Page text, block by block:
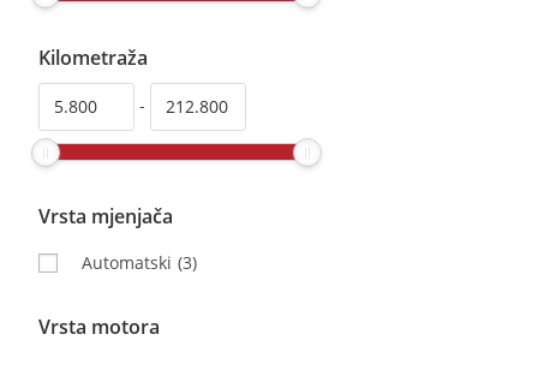
Kilometraža
-
Vrsta mjenjača
Automatski (3)
Vrsta motora